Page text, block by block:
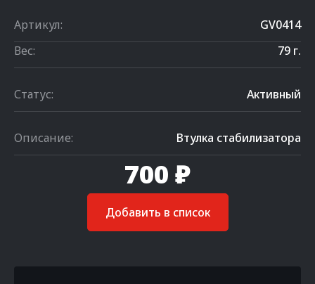
Артикул:
GV0414
Вес:
79 г.
Статус: Активный
Описание: Втулка стабилизатора
700 ₽
Добавить в список